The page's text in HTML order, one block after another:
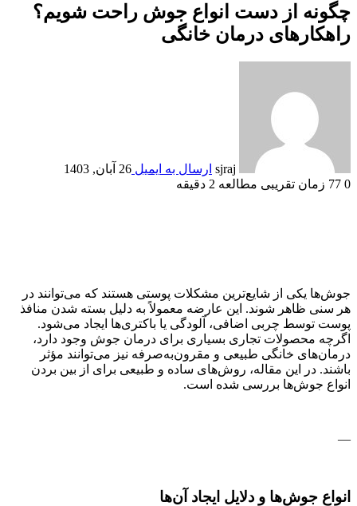
چگونه از دست انواع جوش راحت شویم؟
راهکارهای درمان خانگی
sjraj ارسال به ایمیل 26 آبان, 1403
0
زمان تقریبی مطالعه 2 دقیقه
جوش‌ها یکی از شایع‌ترین مشکلات پوستی هستند که می‌توانند در
هر سنی ظاهر شوند. این عارضه معمولاً به دلیل بسته شدن منافذ
پوست توسط چربی اضافی، آلودگی یا باکتری‌ها ایجاد می‌شود.
اگرچه محصولات تجاری بسیاری برای درمان جوش وجود دارد،
درمان‌های خانگی طبیعی و مقرون‌به‌صرفه نیز می‌توانند مؤثر
باشند. در این مقاله، روش‌های ساده و طبیعی برای از بین بردن
انواع جوش‌ها بررسی شده است.
—
انواع جوش‌ها و دلایل ایجاد آن‌ها